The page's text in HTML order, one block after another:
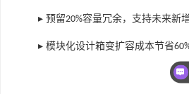
▸ 预留20%容量冗余，支持未来新
▸ 模块化设计箱变扩容成本节省